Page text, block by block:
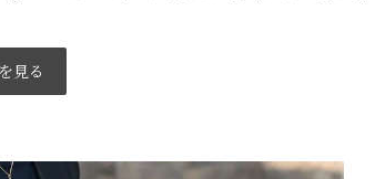
見る